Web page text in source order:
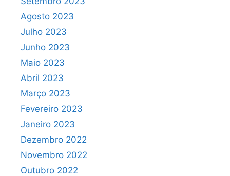
Agosto 2023
Julho 2023
Junho 2023
Maio 2023
Abril 2023
Março 2023
Fevereiro 2023
Janeiro 2023
Dezembro 2022
Novembro 2022
Outubro 2022